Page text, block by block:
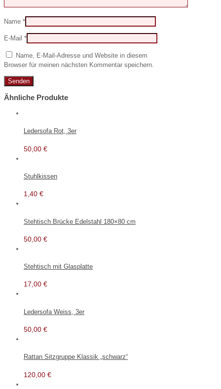
Name *
E-Mail *
Name, E-Mail-Adresse und Website in diesem
Browser für meinen nächsten Kommentar speichern.
Ähnliche Produkte
Ledersofa Rot, 3er
50,00 €
Stuhlkissen
1,40 €
Stehtisch Brücke Edelstahl 180×80 cm
50,00 €
Stehtisch mit Glasplatte
17,00 €
Ledersofa Weiss, 3er
50,00 €
Rattan Sitzgruppe Klassik „schwarz“
120,00 €